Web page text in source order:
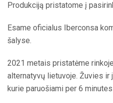
Produkciją pristatome į
Esame oficialus Iberconsa
šalyse.
2021 metais pristatėme
alternatyvų lietuvoje. Žuvies
kurie paruošiami per 6